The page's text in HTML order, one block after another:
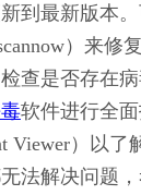
到最新版本
）来修
查是否存在
软件进行全
Viewer）以了
法解决问题